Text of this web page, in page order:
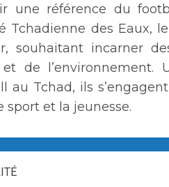
une référence du
Tchadienne des Eaux,
souhaitant incarner
de l’environnement.
au Tchad, ils
sport et la jeunesse.